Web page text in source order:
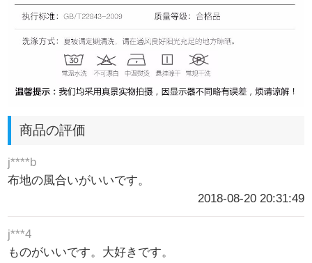
商品の評価
j****b
布地の風合いがいいです。
2018-08-20 20:31:49
j***4
ものがいいです。大好きです。